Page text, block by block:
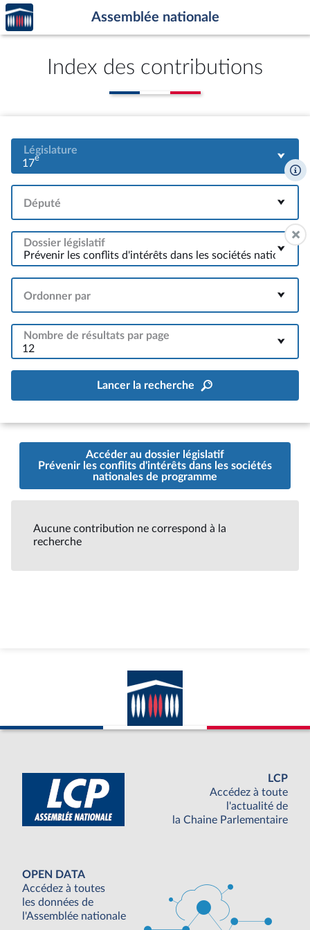
Aller au contenu
Aller en bas de la page
Accèder
à la
page
Assemblée nationale
Index des contributions
Législature
17e
Député
Dossier législatif
Ordonner par
Nombre de résultats par page
12
Lancer la recherche
Accéder au dossier législatif
Prévenir les conflits d'intérêts dans les sociétés
nationales de programme
Aucune contribution ne correspond à la
recherche
LCP
Accédez à toute
l'actualité de
la Chaine Parlementaire
OPEN DATA
Accédez à toutes
les données de
l'Assemblée nationale